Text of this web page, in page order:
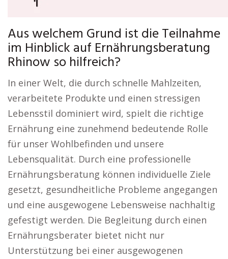
Aus welchem Grund ist die Teilnahme
im Hinblick auf Ernährungsberatung
Rhinow so hilfreich?
In einer Welt, die durch schnelle Mahlzeiten,
verarbeitete Produkte und einen stressigen
Lebensstil dominiert wird, spielt die richtige
Ernährung eine zunehmend bedeutende Rolle
für unser Wohlbefinden und unsere
Lebensqualität. Durch eine professionelle
Ernährungsberatung können individuelle Ziele
gesetzt, gesundheitliche Probleme angegangen
und eine ausgewogene Lebensweise nachhaltig
gefestigt werden. Die Begleitung durch einen
Ernährungsberater bietet nicht nur
Unterstützung bei einer ausgewogenen